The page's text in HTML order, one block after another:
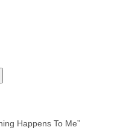
Happens To Me”